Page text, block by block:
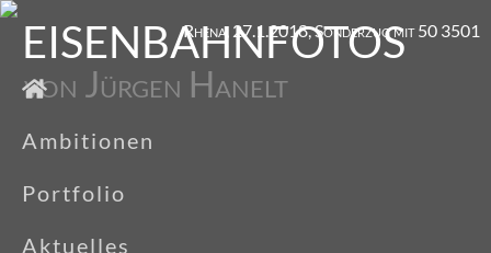
Rhena, 27.1.2018, Sonderzug mit 50 3501
EISENBAHNFOTOS
von Jürgen Hanelt
Ambitionen
Portfolio
Aktuelles